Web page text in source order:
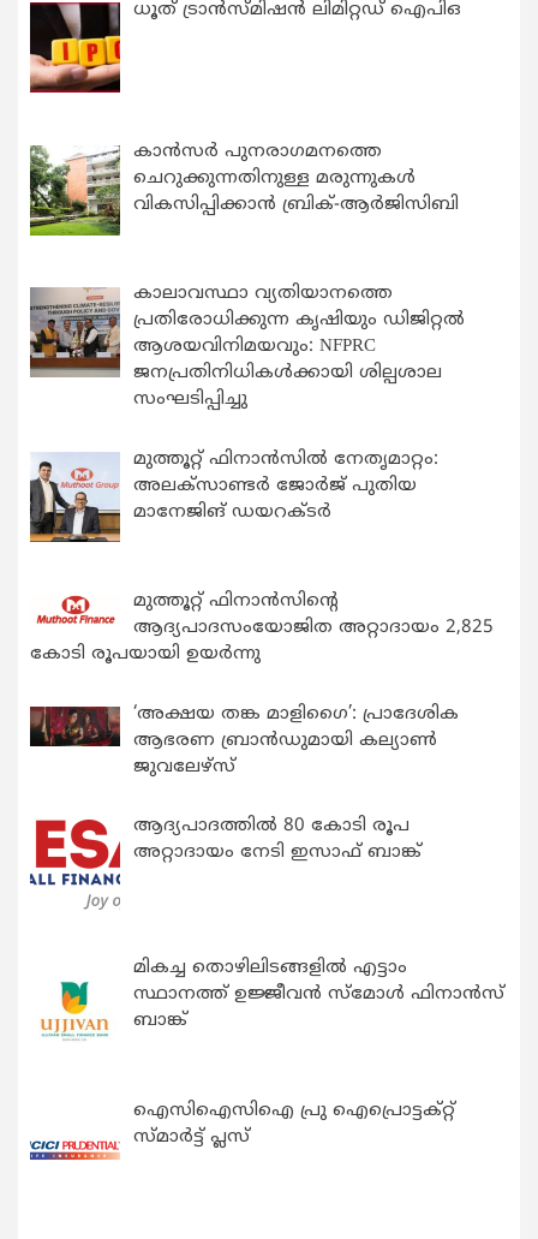
ധൂത് ട്രാൻസ്മിഷൻ ലിമിറ്റഡ് ഐപിഒ
കാന്‍സര്‍ പുനരാഗമനത്തെ
ചെറുക്കുന്നതിനുള്ള മരുന്നുകള്‍
വികസിപ്പിക്കാന്‍ ബ്രിക്-ആര്‍ജിസിബി
കാലാവസ്ഥാ വ്യതിയാനത്തെ
പ്രതിരോധിക്കുന്ന കൃഷിയും ഡിജിറ്റൽ
ആശയവിനിമയവും: NFPRC
ജനപ്രതിനിധികൾക്കായി ശില്പശാല
സംഘടിപ്പിച്ചു
മുത്തൂറ്റ് ഫിനാൻസിൽ നേതൃമാറ്റം:
അലക്സാണ്ടർ ജോർജ് പുതിയ
മാനേജിങ് ഡയറക്ടർ
മുത്തൂറ്റ് ഫിനാൻസിന്റെ
ആദ്യപാദസംയോജിത അറ്റാദായം 2,825
കോടി രൂപയായി ഉയർന്നു
‘അക്ഷയ തങ്ക മാളിഗൈ’: പ്രാദേശിക
ആഭരണ ബ്രാന്‍ഡുമായി കല്യാണ്‍
ജുവലേഴ്‌സ്
ആദ്യപാദത്തിൽ 80 കോടി രൂപ
അറ്റാദായം നേടി ഇസാഫ് ബാങ്ക്
മികച്ച തൊഴിലിടങ്ങളിൽ എട്ടാം
സ്ഥാനത്ത് ഉജ്ജീവൻ സ്മോൾ ഫിനാൻസ്
ബാങ്ക്
ഐസിഐസിഐ പ്രു ഐപ്രൊട്ടക്റ്റ്
സ്മാർട്ട് പ്ലസ്